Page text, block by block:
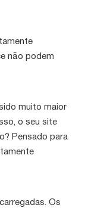
não podem
muito maior
o seu site
Pensado para
Os